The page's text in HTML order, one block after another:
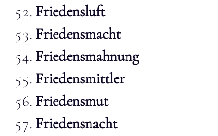
Friedensluft
Friedensmacht
Friedensmahnung
Friedensmittler
Friedensmut
Friedensnacht